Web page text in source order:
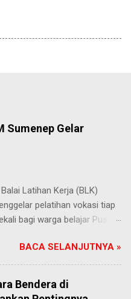
Sumenep Gelar
Latihan Kerja (BLK)
pelatihan vokasi tiap
bagi warga belajar Pusat
Ahad (2/8/2026).
berbagai pilihan
dari pembuatan roti dan kue
yang bebas dipilih
BACA SELANJUTNYA »
Bendera di